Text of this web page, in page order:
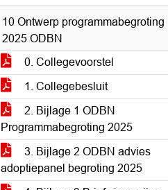
10 Ontwerp programmabegroting
2025 ODBN
0. Collegevoorstel
1. Collegebesluit
2. Bijlage 1 ODBN
Programmabegroting 2025
3. Bijlage 2 ODBN advies
adoptiepanel begroting 2025